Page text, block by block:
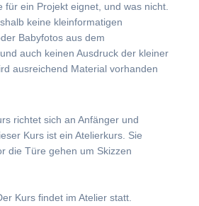
für ein Projekt eignet, und was nicht.
keine kleinformatigen
Babyfotos aus dem
auch keinen Ausdruck der kleiner
ausreichend Material vorhanden
richtet sich an Anfänger und
Kurs ist ein Atelierkurs. Sie
die Türe gehen um Skizzen
Kurs findet im Atelier statt.